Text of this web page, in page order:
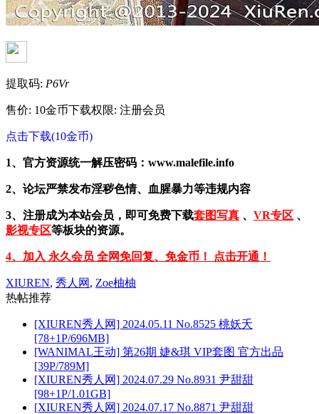
提取码: P6Vr
售价: 10金币下载权限: 注册会员
点击下载(10金币)
1、官方资源统一解压密码：www.malefile.info
2、论坛严禁发布淫秽色情、血腥暴力等违规内容
3、注册成为本站会员，即可免费下载套图写真 、 VR专区 、
影视专区等板块的资源。
4、加入 永久会员 全网免回复、免金币！ 点击开通！
XIUREN, 秀人网 , Zoe柚柚
热帖推荐
[XIUREN秀人网] 2024.05.11 No.8525 桃妖夭
[78+1P/696MB]
[WANIMAL王动] 第26期 婕&琪 VIP套图 官方出品
[39P/789M]
[XIUREN秀人网] 2024.07.29 No.8931 尹甜甜
[98+1P/1.01GB]
[XIUREN秀人网] 2024.07.17 No.8871 尹甜甜